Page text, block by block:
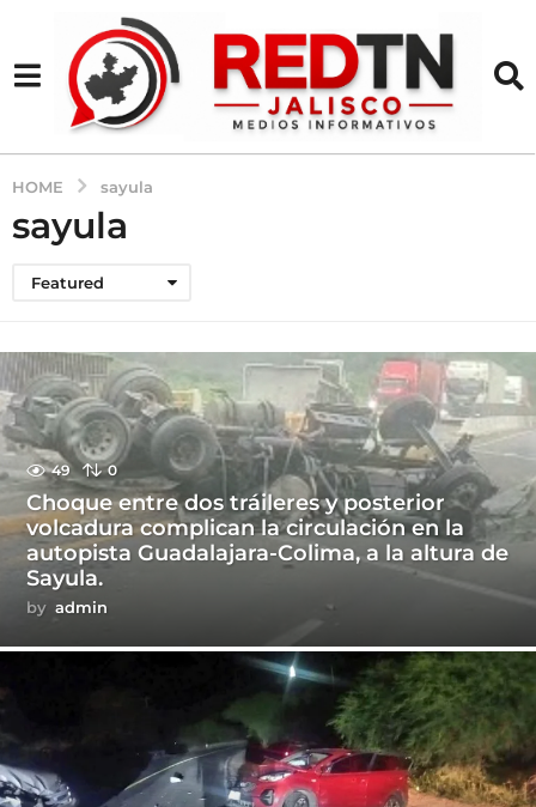
HOME sayula
sayula
Featured
49 0
Choque entre dos tráileres y posterior
volcadura complican la circulación en la
autopista Guadalajara-Colima, a la altura de
Sayula.
by admin